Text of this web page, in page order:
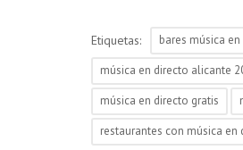
Etiquetas: bares música
música en directo alicante
música en directo gratis
restaurantes con música en